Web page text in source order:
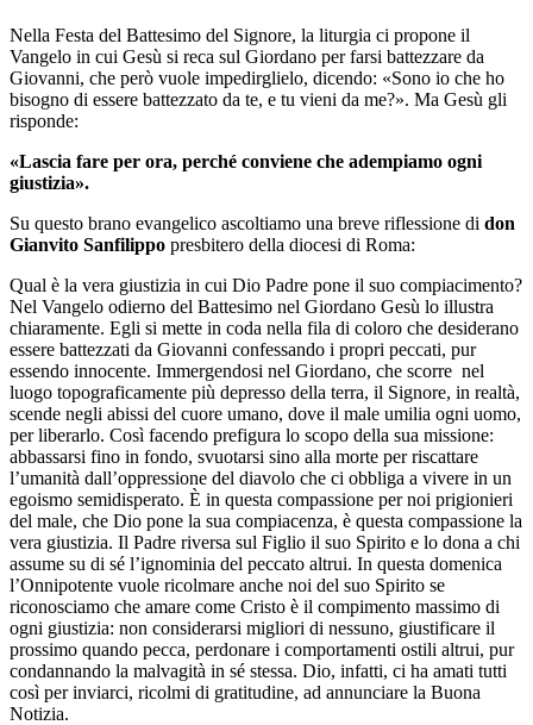
Nella Festa del Battesimo del Signore, la liturgia ci propone il
Vangelo in cui Gesù si reca sul Giordano per farsi battezzare da
Giovanni, che però vuole impedirglielo, dicendo: «Sono io che ho
bisogno di essere battezzato da te, e tu vieni da me?». Ma Gesù gli
risponde:
«Lascia fare per ora, perché conviene che adempiamo ogni
giustizia».
Su questo brano evangelico ascoltiamo una breve riflessione di don
Gianvito Sanfilippo presbitero della diocesi di Roma:
Qual è la vera giustizia in cui Dio Padre pone il suo compiacimento?
Nel Vangelo odierno del Battesimo nel Giordano Gesù lo illustra
chiaramente. Egli si mette in coda nella fila di coloro che desiderano
essere battezzati da Giovanni confessando i propri peccati, pur
essendo innocente. Immergendosi nel Giordano, che scorre nel
luogo topograficamente più depresso della terra, il Signore, in realtà,
scende negli abissi del cuore umano, dove il male umilia ogni uomo,
per liberarlo. Così facendo prefigura lo scopo della sua missione:
abbassarsi fino in fondo, svuotarsi sino alla morte per riscattare
l’umanità dall’oppressione del diavolo che ci obbliga a vivere in un
egoismo semidisperato. È in questa compassione per noi prigionieri
del male, che Dio pone la sua compiacenza, è questa compassione la
vera giustizia. Il Padre riversa sul Figlio il suo Spirito e lo dona a chi
assume su di sé l’ignominia del peccato altrui. In questa domenica
l’Onnipotente vuole ricolmare anche noi del suo Spirito se
riconosciamo che amare come Cristo è il compimento massimo di
ogni giustizia: non considerarsi migliori di nessuno, giustificare il
prossimo quando pecca, perdonare i comportamenti ostili altrui, pur
condannando la malvagità in sé stessa. Dio, infatti, ci ha amati tutti
così per inviarci, ricolmi di gratitudine, ad annunciare la Buona
Notizia.